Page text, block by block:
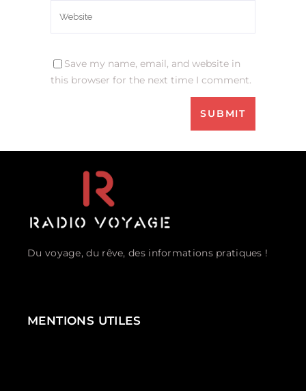
Save my name, email, and website in
this browser for the next time I comment.
Du voyage, du rêve, des informations pratiques !
MENTIONS UTILES